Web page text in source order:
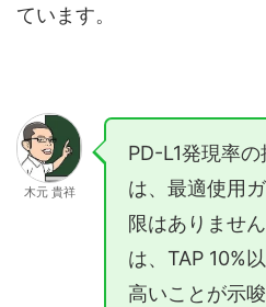
ています。
木元 貴祥
PD-L1発現率
は、最適使用
限はありませ
は、TAP 10%
高いことが示